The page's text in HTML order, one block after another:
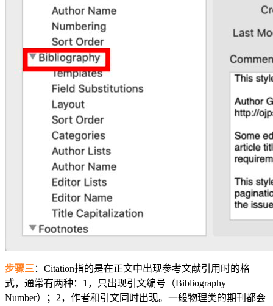
步骤三：Citation指的是在正文中出现参考文献引用时的格
式，通常有两种：1，只出现引文编号（Bibliography
Number）；2，作者和引文同时出现。一般物理类的期刊都会